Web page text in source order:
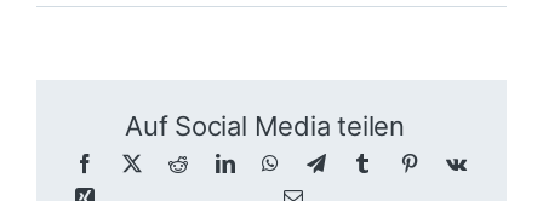
Auf Social Media teilen